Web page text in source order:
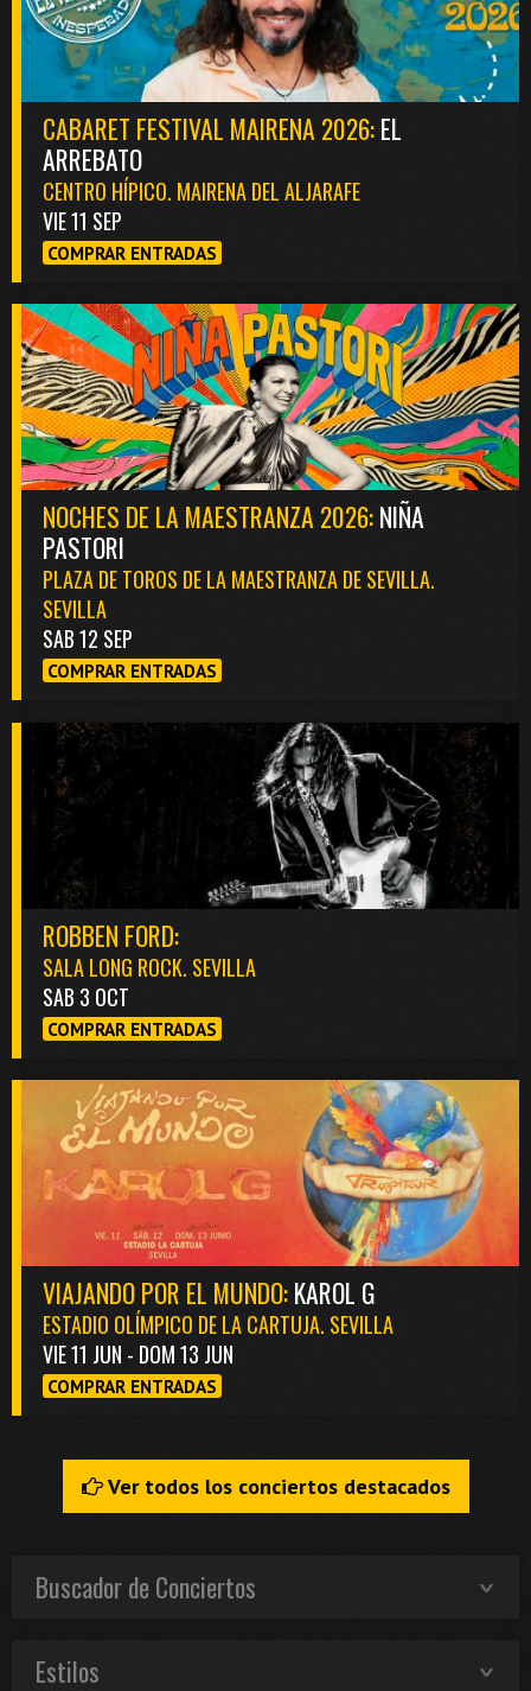
CABARET FESTIVAL MAIRENA 2026:EL
ARREBATO
CENTRO HÍPICO. MAIRENA DEL ALJARAFE
VIE 11 SEP
COMPRAR ENTRADAS
NOCHES DE LA MAESTRANZA 2026:NIÑA
PASTORI
PLAZA DE TOROS DE LA MAESTRANZA DE SEVILLA.
SEVILLA
SAB 12 SEP
COMPRAR ENTRADAS
ROBBEN FORD:
SALA LONG ROCK. SEVILLA
SAB 3 OCT
COMPRAR ENTRADAS
VIAJANDO POR EL MUNDO:KAROL G
ESTADIO OLÍMPICO DE LA CARTUJA. SEVILLA
VIE 11 JUN - DOM 13 JUN
COMPRAR ENTRADAS
Ver todos los conciertos destacados
Buscador de Conciertos
Estilos